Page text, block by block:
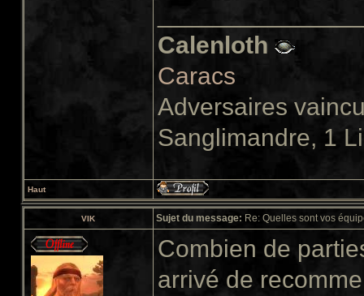
Calenloth
Caracs
Adversaires
Sanglimandre, 1
Haut
VIK Sujet du message: Re: Quelles sont vos
Combien de
arrivé de